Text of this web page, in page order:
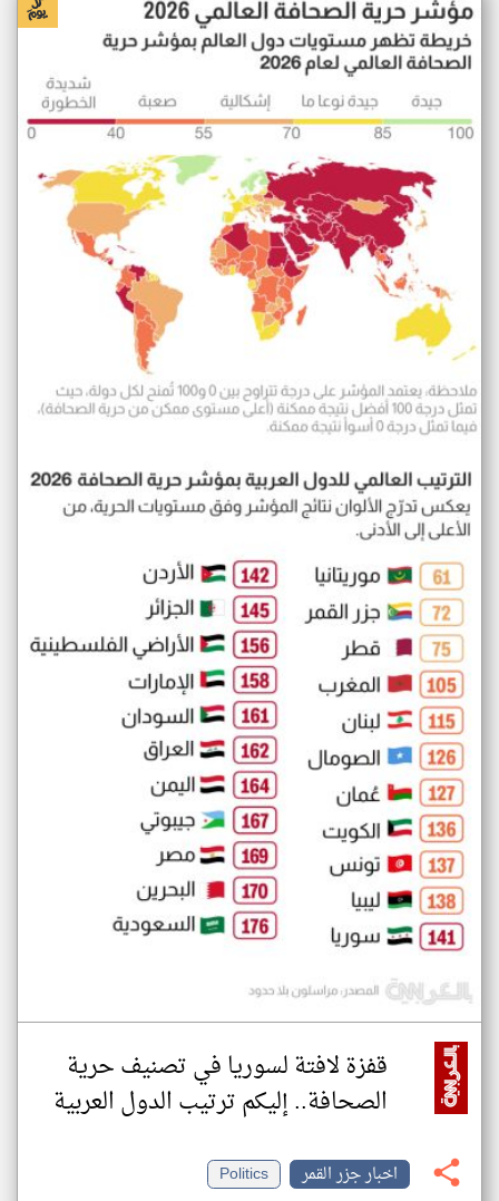
قفزة لافتة لسوريا في تصنيف حرية
الصحافة.. إليكم ترتيب الدول العربية
اخبار جزر القمر
Politics